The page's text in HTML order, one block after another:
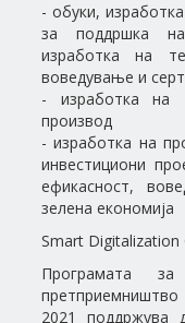
- обуки,
за поддршка
изработка на
воведување и
- изработка на
производ
- изработка на
инвестициони
ефикасност,
зелена економија
Smart Digitalization
Програмата
2021 поддржува